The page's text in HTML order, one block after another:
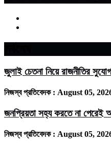
জুলাই চেতনা নিয়ে রাজনীতির সুযোগ
নিজস্ব প্রতিবেদক : August 05,
জনপ্রিয়তা সহ্য করতে না পেরেই
নিজস্ব প্রতিবেদক : August 05,